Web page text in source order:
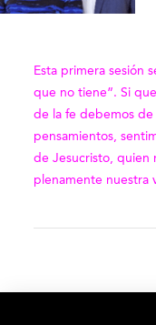
Esta primera sesión
que no tiene”. Si
de la fe debemos de
pensamientos,
de Jesucristo, quien
plenamente nuestra